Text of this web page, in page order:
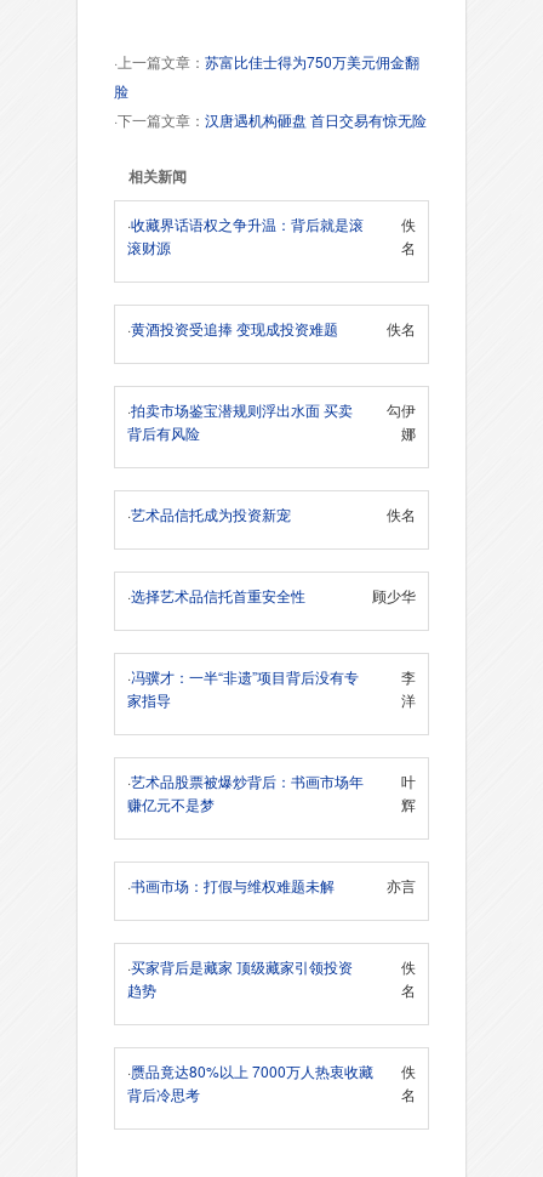
·上一篇文章： 苏富比佳士得为750万美元佣金翻
脸
·下一篇文章： 汉唐遇机构砸盘 首日交易有惊无险
相关新闻
·收藏界话语权之争升温：背后就是滚
滚财源
佚
名
·黄酒投资受追捧 变现成投资难题 佚名
·拍卖市场鉴宝潜规则浮出水面 买卖
背后有风险
勾伊
娜
·艺术品信托成为投资新宠 佚名
·选择艺术品信托首重安全性 顾少华
·冯骥才：一半“非遗”项目背后没有专
家指导
李
洋
·艺术品股票被爆炒背后：书画市场年
赚亿元不是梦
叶
辉
·书画市场：打假与维权难题未解 亦言
·买家背后是藏家 顶级藏家引领投资
趋势
佚
名
·赝品竟达80%以上 7000万人热衷收藏
背后冷思考
佚
名